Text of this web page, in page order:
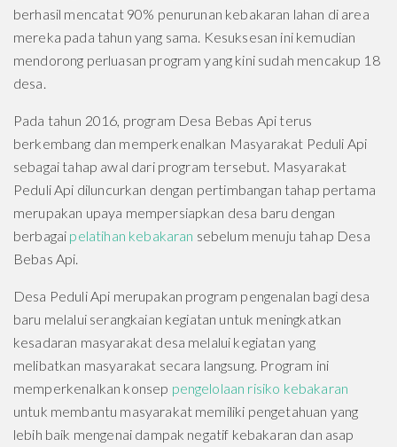
berhasil mencatat 90% penurunan kebakaran lahan di area
mereka pada tahun yang sama. Kesuksesan ini kemudian
mendorong perluasan program yang kini sudah mencakup 18
desa.
Pada tahun 2016, program Desa Bebas Api terus
berkembang dan memperkenalkan Masyarakat Peduli Api
sebagai tahap awal dari program tersebut. Masyarakat
Peduli Api diluncurkan dengan pertimbangan tahap pertama
merupakan upaya mempersiapkan desa baru dengan
berbagai pelatihan kebakaran sebelum menuju tahap Desa
Bebas Api.
Desa Peduli Api merupakan program pengenalan bagi desa
baru melalui serangkaian kegiatan untuk meningkatkan
kesadaran masyarakat desa melalui kegiatan yang
melibatkan masyarakat secara langsung. Program ini
memperkenalkan konsep pengelolaan risiko kebakaran
untuk membantu masyarakat memiliki pengetahuan yang
lebih baik mengenai dampak negatif kebakaran dan asap